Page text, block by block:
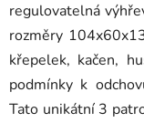
regulovatelná
rozměry
křepelek, kačen,
podmínky k
Tato unikátní 3